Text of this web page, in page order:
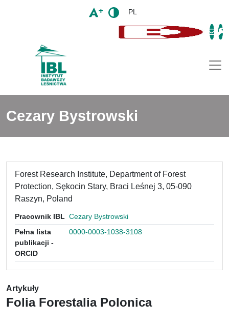
PL
Cezary Bystrowski
Forest Research Institute, Department of Forest
Protection, Sękocin Stary, Braci Leśnej 3, 05-090
Raszyn, Poland
Pracownik IBL Cezary Bystrowski
Pełna lista
publikacji -
ORCID
0000-0003-1038-3108
Artykuły
Folia Forestalia Polonica